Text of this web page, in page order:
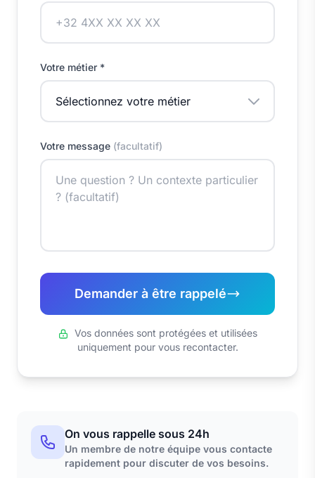
Votre métier *
Votre message (facultatif)
Demander à être rappelé
Vos données sont protégées et utilisées
uniquement pour vous recontacter.
On vous rappelle sous 24h
Un membre de notre équipe vous contacte
rapidement pour discuter de vos besoins.